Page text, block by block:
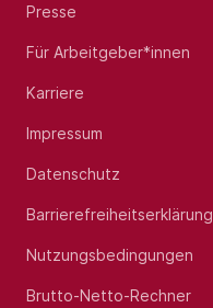
Presse
Für Arbeitgeber*innen
Karriere
Impressum
Datenschutz
Barrierefreiheitserklärung
Nutzungsbedingungen
Brutto-Netto-Rechner